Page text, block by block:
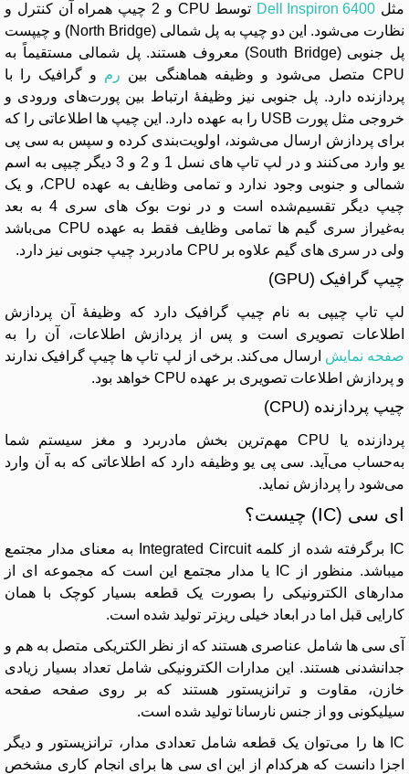
مثل Dell Inspiron 6400
توسط CPU و 2 چیپ همراه آن کنترل و
نظارت می‌شود. این دو چیپ به پل شمالی (North Bridge) و چیپست
پل جنوبی (South Bridge) معروف هستند. پل شمالی مستقیماً به
CPU متصل می‌شود و وظیفه هماهنگی بین
رم و گرافیک را با
پردازنده دارد. پل جنوبی نیز وظیفهٔ ارتباط بین پورت‌های ورودی و
خروجی مثل پورت USB را به عهده دارد. این چیپ ها اطلاعاتی را که
برای پردازش ارسال می‌شوند، اولویت‌بندی کرده و سپس به سی پی
یو وارد می‌کنند و در لپ تاپ های نسل 1 و 2 و 3 دیگر چیپی به اسم
شمالی و جنوبی وجود ندارد و تمامی وظایف به عهده CPU، و یک
چیپ دیگر تقسیم‌شده است و در نوت بوک های سری 4 به بعد
به‌غیراز سری گیم ها تمامی وظایف فقط به عهده CPU می‌باشد
ولی در سری های گیم علاوه بر CPU مادربرد چیپ جنوبی نیز دارد.
چیپ گرافیک (GPU)
لپ تاپ چیپی به نام چیپ گرافیک دارد که وظیفهٔ آن پردازش
اطلاعات تصویری است و پس از پردازش اطلاعات، آن را به
صفحه نمایش ارسال می‌کند. برخی از لپ تاپ ها چیپ گرافیک ندارند
و پردازش اطلاعات تصویری بر عهده CPU خواهد بود.
چیپ پردازنده (CPU)
پردازنده یا CPU مهم‌ترین بخش مادربرد و مغز سیستم شما
به‌حساب می‌آید. سی پی یو وظیفه دارد که اطلاعاتی که به آن وارد
می‌شود را پردازش نماید.
ای سی (IC) چیست؟
IC برگرفته شده از کلمه Integrated Circuit به معنای مدار مجتمع
میباشد. منظور از IC یا مدار مجتمع این است که مجموعه ای از
مدارهای الکترونیکی را بصورت یک قطعه بسیار کوچک با همان
کارایی قبل اما در ابعاد خیلی ریزتر تولید شده است.
آی سی ها شامل عناصری هستند که از نظر الکتریکی متصل به هم و
جدانشدنی هستند. این مدارات الکترونیکی شامل تعداد بسیار زیادی
خازن، مقاوت و ترانزیستور هستند که بر روی صفحه صفحه
سیلیکونی وو از جنس نارسانا تولید شده است.
IC ها را می‌توان یک قطعه شامل تعدادی مدار، ترانزیستور و دیگر
اجزا دانست که هرکدام از این ای سی ها برای انجام کاری مشخص